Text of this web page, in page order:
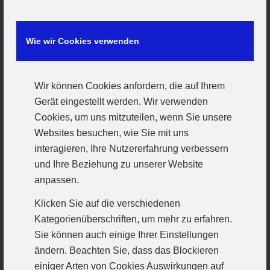
Wie wir Cookies verwenden
Wir können Cookies anfordern, die auf Ihrem
Gerät eingestellt werden. Wir verwenden
Cookies, um uns mitzuteilen, wenn Sie unsere
Websites besuchen, wie Sie mit uns
interagieren, Ihre Nutzererfahrung verbessern
und Ihre Beziehung zu unserer Website
anpassen.
Klicken Sie auf die verschiedenen
Kategorienüberschriften, um mehr zu erfahren.
Sie können auch einige Ihrer Einstellungen
ändern. Beachten Sie, dass das Blockieren
einiger Arten von Cookies Auswirkungen auf
musste. Durch einen schönen Treffer von Nina
Nach einem weiteren Tor der Linkshänderin
Anfang der zweiten Halbzeit folgte dann die
zweite Zeitstrafe für Spielmacherin Alena
Harder, die dem ESV auch die erste Führung
einbrachte. Beim 17:14 für das Heimteam
in der Abwehr nicht mehr einsetzen und die
Trefferquote im Angriff war suboptimal. Da die
bis dahin gut haltende Lisa Gremmelspacher